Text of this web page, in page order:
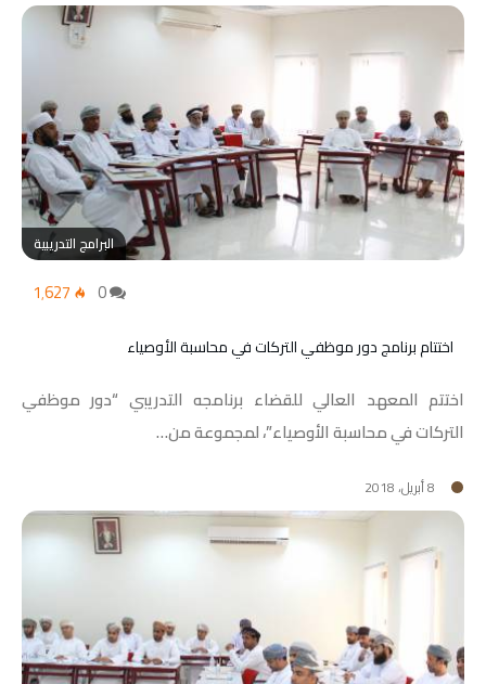
البرامج التدريبية
1٬627
اختتام برنامج دور موظفي التركات في محاسبة الأوصياء
اختتم المعهد العالي للقضاء برنامجه التدريبي “دور موظفي
التركات في محاسبة الأوصياء”، لمجموعة من…
8 أبريل، 2018